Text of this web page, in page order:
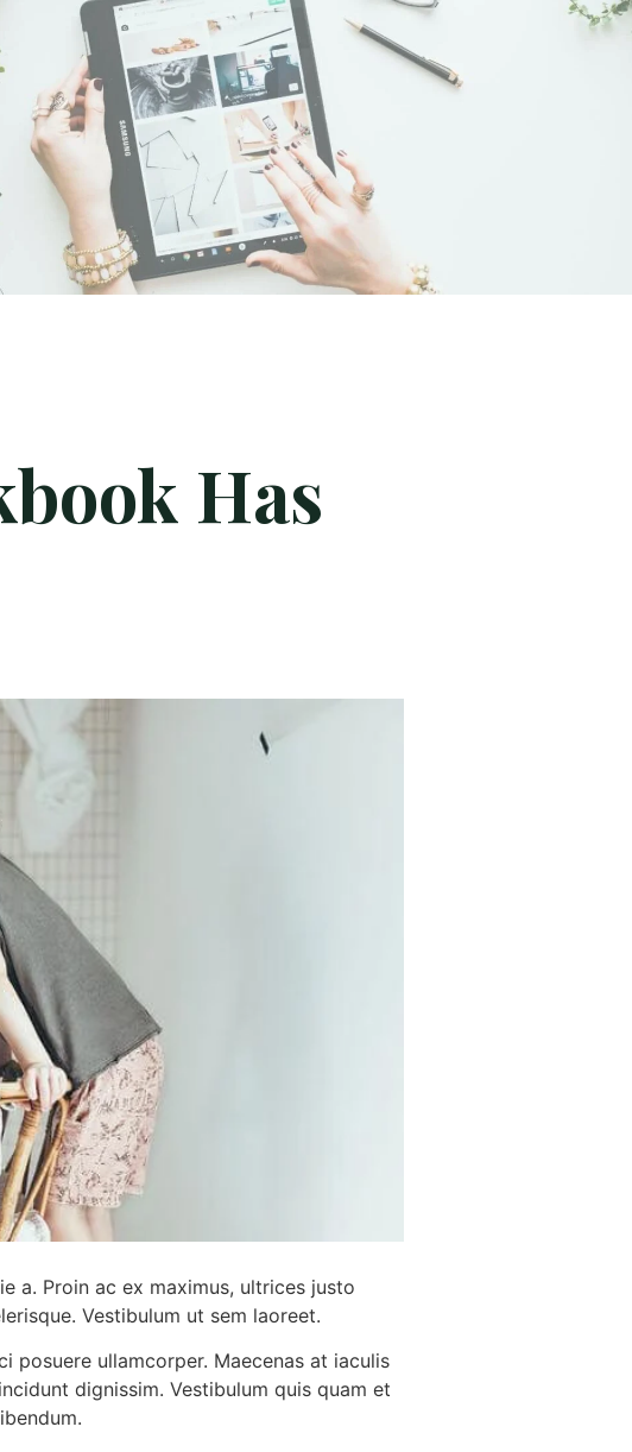
Has
a. Proin ac ex maximus, ultrices justo
Vestibulum ut sem laoreet.
posuere ullamcorper. Maecenas at iaculis
dignissim. Vestibulum quis quam et